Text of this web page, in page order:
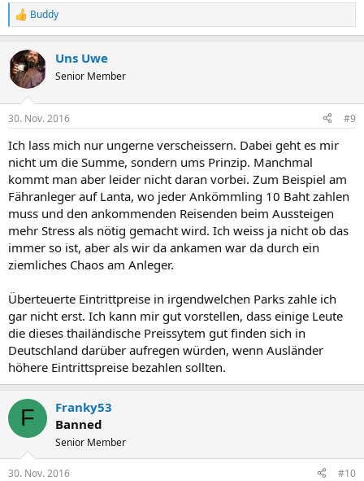
R
e
k
t
i
e
:
Buddy
Uns Uwe
Senior Member
30. Nov. 2016 #9
Ich lass mich nur ungerne verscheissern. Dabei geht es mir
nicht um die Summe, sondern ums Prinzip. Manchmal
kommt man aber leider nicht daran vorbei. Zum Beispiel am
Fähranleger auf Lanta, wo jeder Ankömmling 10 Baht zahlen
muss und den ankommenden Reisenden beim Aussteigen
mehr Stress als nötig gemacht wird. Ich weiss ja nicht ob das
immer so ist, aber als wir da ankamen war da durch ein
ziemliches Chaos am Anleger.
Überteuerte Eintrittpreise in irgendwelchen Parks zahle ich
gar nicht erst. Ich kann mir gut vorstellen, dass einige Leute
die dieses thailändische Preissytem gut finden sich in
Deutschland darüber aufregen würden, wenn Ausländer
höhere Eintrittspreise bezahlen sollten.
F
Franky53
Banned
Senior Member
30. Nov. 2016 #10